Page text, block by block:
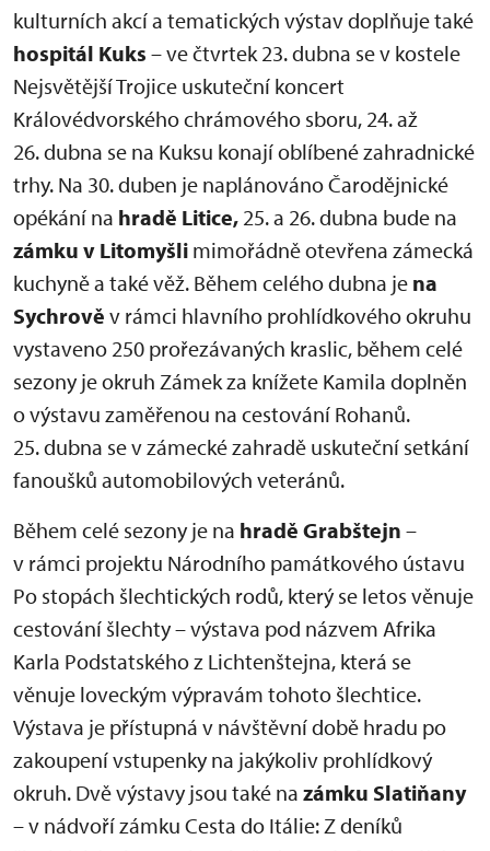
kulturních akcí a tematických výstav doplňuje také
hospitál Kuks – ve čtvrtek 23. dubna se v kostele
Nejsvětější Trojice uskuteční koncert
Královédvorského chrámového sboru, 24. až
26. dubna se na Kuksu konají oblíbené zahradnické
trhy. Na 30. duben je naplánováno Čarodějnické
opékání na hradě Litice, 25. a 26. dubna bude na
zámku v Litomyšli mimořádně otevřena zámecká
kuchyně a také věž. Během celého dubna je na
Sychrově v rámci hlavního prohlídkového okruhu
vystaveno 250 prořezávaných kraslic, během celé
sezony je okruh Zámek za knížete Kamila doplněn
o výstavu zaměřenou na cestování Rohanů.
25. dubna se v zámecké zahradě uskuteční setkání
fanoušků automobilových veteránů.
Během celé sezony je na hradě Grabštejn –
v rámci projektu Národního památkového ústavu
Po stopách šlechtických rodů, který se letos věnuje
cestování šlechty – výstava pod názvem Afrika
Karla Podstatského z Lichtenštejna, která se
věnuje loveckým výpravám tohoto šlechtice.
Výstava je přístupná v návštěvní době hradu po
zakoupení vstupenky na jakýkoliv prohlídkový
okruh. Dvě výstavy jsou také na zámku Slatiňany
– v nádvoří zámku Cesta do Itálie: Z deníků